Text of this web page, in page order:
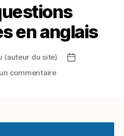
en anglais
(auteur du site)
Date
commentairesur